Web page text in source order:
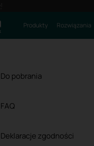
Produkty Rozwiązania
Do pobrania
FAQ
Deklaracje zgodności